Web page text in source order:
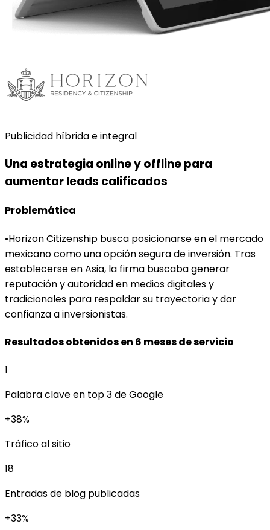
Publicidad híbrida e integral
Una estrategia online y offline para
aumentar leads calificados
Problemática
•Horizon Citizenship busca posicionarse en el mercado
mexicano como una opción segura de inversión. Tras
establecerse en Asia, la firma buscaba generar
reputación y autoridad en medios digitales y
tradicionales para respaldar su trayectoria y dar
confianza a inversionistas.
Resultados obtenidos en 6 meses de servicio
1
Palabra clave en top 3 de Google
+38%
Tráfico al sitio
18
Entradas de blog publicadas
+33%